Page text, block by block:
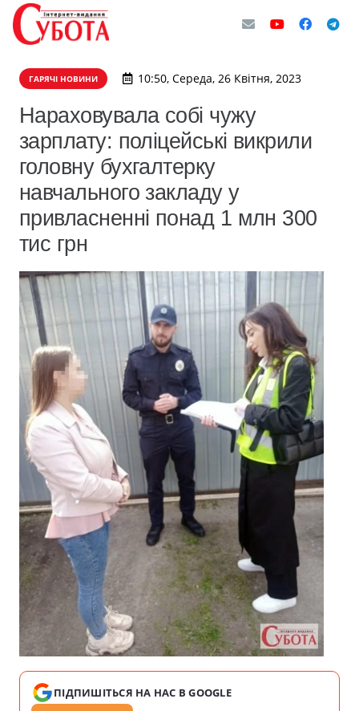
ГАРЯЧІ НОВИНИ 10:50, Середа, 26 Квітня, 2023
Нараховувала собі чужу
зарплату: поліцейські викрили
головну бухгалтерку
навчального закладу у
привласненні понад 1 млн 300
тис грн
ПІДПИШІТЬСЯ НА НАС В GOOGLE